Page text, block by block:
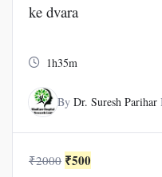
ke dvara
1h35m
By Dr. Suresh Parihar
₹2000 Original
₹500